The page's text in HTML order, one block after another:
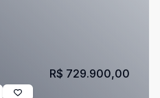
R$ 729.900,00